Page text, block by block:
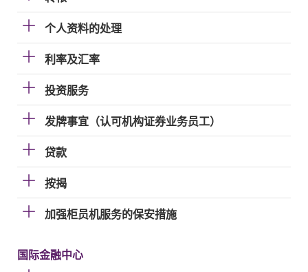
个人资料的处理
利率及汇率
投资服务
发牌事宜（认可机构证券业务员工）
贷款
按揭
加强柜员机服务的保安措施
国际金融中心